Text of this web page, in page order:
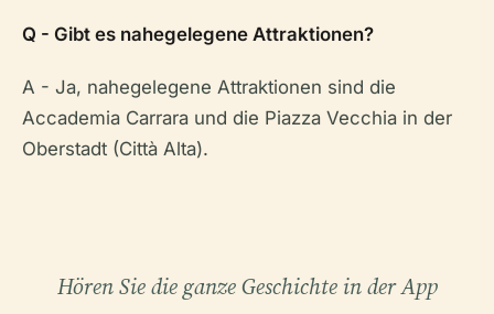
Q - Gibt es nahegelegene Attraktionen?
A - Ja, nahegelegene Attraktionen sind die
Accademia Carrara und die Piazza Vecchia in der
Oberstadt (Città Alta).
Hören Sie die ganze Geschichte in der App